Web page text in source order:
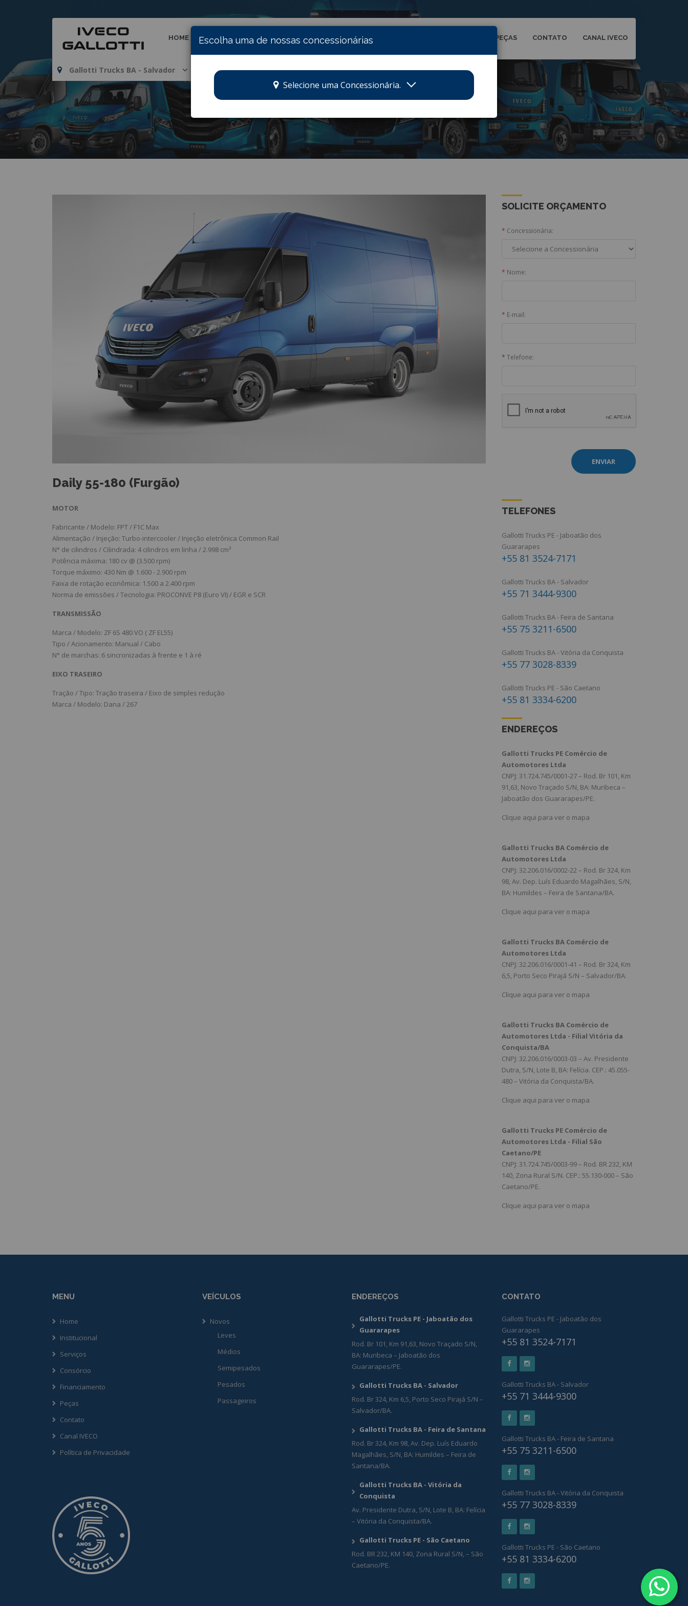
HOME INSTITUCIONAL NOVOS SERVIÇOS CONSÓRCIO PEÇAS CONTATO CANAL IVECO
Gallotti Trucks BA - Salvador
Veículos Novos - Leves
Daily 55-180 (Furgão)
MOTOR
Fabricante / Modelo: FPT / F1C Max
Alimentação / Injeção: Turbo-intercooler / Injeção eletrônica Common Rail
N° de cilindros / Cilindrada: 4 cilindros em linha / 2.998 cm³
Potência máxima: 180 cv @ (3.500 rpm)
Torque máximo: 430 Nm @ 1.600 - 2.900 rpm
Faixa de rotação econômica: 1.500 a 2.400 rpm
Norma de emissões / Tecnologia: PROCONVE P8 (Euro VI) / EGR e SCR
TRANSMISSÃO
Marca / Modelo: ZF 6S 480 VO ( ZF EL55)
Tipo / Acionamento: Manual / Cabo
N° de marchas: 6 sincronizadas à frente e 1 à ré
EIXO TRASEIRO
Tração / Tipo: Tração traseira / Eixo de simples redução
Marca / Modelo: Dana / 267
SOLICITE ORÇAMENTO
* Concessionária:
* Nome:
* E-mail:
* Telefone:
TELEFONES
Gallotti Trucks PE - Jaboatão dos
Guararapes
+55 81 3524-7171
Gallotti Trucks BA - Salvador
+55 71 3444-9300
Gallotti Trucks BA - Feira de Santana
+55 75 3211-6500
Gallotti Trucks BA - Vitória da Conquista
+55 77 3028-8339
Gallotti Trucks PE - São Caetano
+55 81 3334-6200
ENDEREÇOS
Gallotti Trucks PE Comércio de
Automotores Ltda
CNPJ: 31.724.745/0001-27 – Rod. Br 101, Km
91,63, Novo Traçado S/N, BA: Muribeca –
Jaboatão dos Guararapes/PE.
Clique aqui para ver o mapa
Gallotti Trucks BA Comércio de
Automotores Ltda
CNPJ: 32.206.016/0002-22 – Rod. Br 324, Km
98, Av. Dep. Luís Eduardo Magalhães, S/N,
BA: Humildes – Feira de Santana/BA.
Clique aqui para ver o mapa
Gallotti Trucks BA Comércio de
Automotores Ltda
CNPJ: 32.206.016/0001-41 – Rod. Br 324, Km
6,5, Porto Seco Pirajá S/N – Salvador/BA.
Clique aqui para ver o mapa
Gallotti Trucks BA Comércio de
Automotores Ltda - Filial Vitória da
Conquista/BA
CNPJ: 32.206.016/0003-03 – Av. Presidente
Dutra, S/N, Lote B, BA: Felícia. CEP.: 45.055-
480 – Vitória da Conquista/BA.
Clique aqui para ver o mapa
Gallotti Trucks PE Comércio de
Automotores Ltda - Filial São
Caetano/PE
CNPJ: 31.724.745/0003-99 – Rod. BR 232, KM
140, Zona Rural S/N. CEP.: 55.130-000 – São
Caetano/PE.
Clique aqui para ver o mapa
MENU
Home
Institucional
Serviços
Consórcio
Financiamento
Peças
Contato
Canal IVECO
Política de Privacidade
VEÍCULOS
Novos
Leves
Médios
Semipesados
Pesados
Passageiros
ENDEREÇOS
Gallotti Trucks PE - Jaboatão dos
Guararapes
Rod. Br 101, Km 91,63, Novo Traçado S/N,
BA: Muribeca – Jaboatão dos
Guararapes/PE.
Gallotti Trucks BA - Salvador
Rod. Br 324, Km 6,5, Porto Seco Pirajá S/N –
Salvador/BA.
Gallotti Trucks BA - Feira de Santana
Rod. Br 324, Km 98, Av. Dep. Luís Eduardo
Magalhães, S/N, BA: Humildes – Feira de
Santana/BA.
Gallotti Trucks BA - Vitória da
Conquista
Av. Presidente Dutra, S/N, Lote B, BA: Felícia
– Vitória da Conquista/BA.
Gallotti Trucks PE - São Caetano
Rod. BR 232, KM 140, Zona Rural S/N, – São
Caetano/PE.
CONTATO
Gallotti Trucks PE - Jaboatão dos
Guararapes
+55 81 3524-7171
Gallotti Trucks BA - Salvador
+55 71 3444-9300
Gallotti Trucks BA - Feira de Santana
+55 75 3211-6500
Gallotti Trucks BA - Vitória da Conquista
+55 77 3028-8339
Gallotti Trucks PE - São Caetano
+55 81 3334-6200
Escolha uma de nossas concessionárias
Selecione uma Concessionária.